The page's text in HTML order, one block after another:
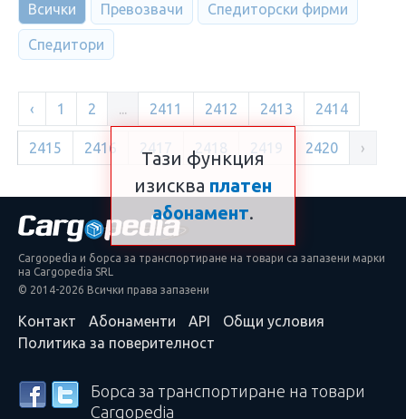
Всички Превозвачи Спедиторски фирми
Спедитори
‹ 1 2 ... 2411 2412 2413 2414
2415 2416 2417 2418 2419 2420 ›
Тази функция
изисква платен
абонамент.
Cargopedia и борса за транспортиране на товари са запазени марки
на Cargopedia SRL
© 2014-2026 Всички права запазени
Контакт Абонаменти API
Общи условия
Политика за поверителност
Борса за транспортиране на товари
Cargopedia